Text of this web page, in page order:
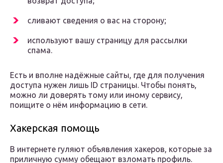
сливают сведения о вас на сторону;
используют вашу страницу для рассылки
спама.
Есть и вполне надёжные сайты, где для получения
доступа нужен лишь ID страницы. Чтобы понять,
можно ли доверять тому или иному сервису,
поищите о нём информацию в сети.
Хакерская помощь
В интернете гуляют объявления хакеров, которые за
приличную сумму обещают взломать профиль.